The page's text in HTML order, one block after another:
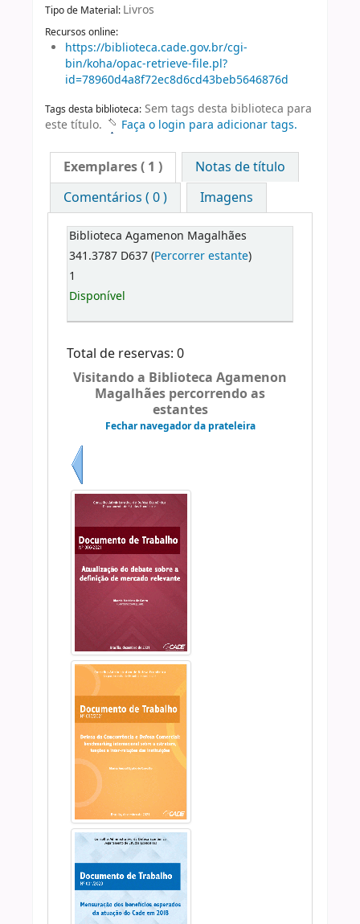
Tipo de Material: Livros
Recursos online:
https://biblioteca.cade.gov.br/cgi-
bin/koha/opac-retrieve-file.pl?
id=78960d4a8f72ec8d6cd43beb5646876d
Tags desta biblioteca: Sem tags desta biblioteca para
este título.
Faça o login para adicionar tags.
Exemplares( 1 )
Notas de título
Comentários ( 0 )
Imagens
Biblioteca Agamenon Magalhães
341.3787 D637 (Percorrer estante)
1
Disponível
Total de reservas: 0
Visitando a Biblioteca Agamenon
Magalhães percorrendo as
estantes
Fechar navegador da prateleira
Anterior